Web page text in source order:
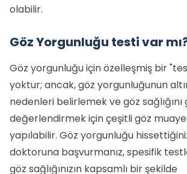
olabilir.
Göz Yorgunluğu testi var
Göz yorgunluğu için özelleşmiş bir
yoktur; ancak, göz yorgunluğunun
nedenleri belirlemek ve göz
değerlendirmek için çeşitli göz
yapılabilir. Göz yorgunluğu
doktoruna başvurmanız, spesifik
göz sağlığınızın kapsamlı bir şekilde